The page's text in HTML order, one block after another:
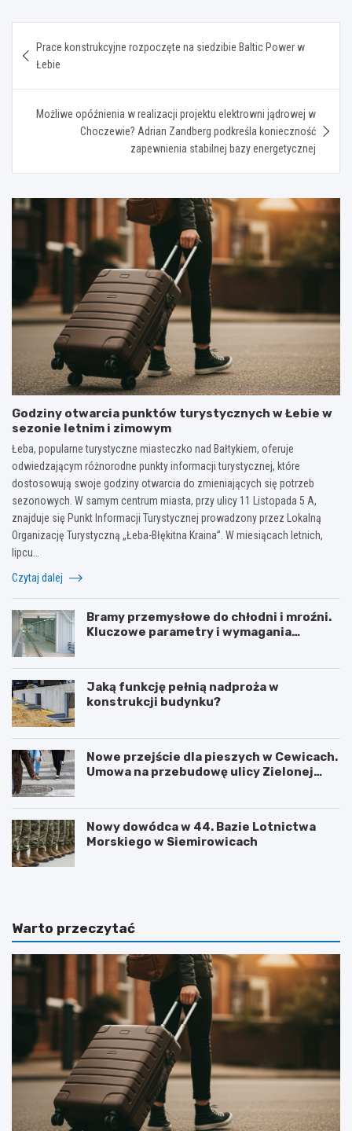
wpisu
Prace konstrukcyjne rozpoczęte na siedzibie Baltic Power w
Łebie
Możliwe opóźnienia w realizacji projektu elektrowni jądrowej w
Choczewie? Adrian Zandberg podkreśla konieczność
zapewnienia stabilnej bazy energetycznej
Godziny otwarcia punktów turystycznych w Łebie w
sezonie letnim i zimowym
Łeba, popularne turystyczne miasteczko nad Bałtykiem, oferuje
odwiedzającym różnorodne punkty informacji turystycznej, które
dostosowują swoje godziny otwarcia do zmieniających się potrzeb
sezonowych. W samym centrum miasta, przy ulicy 11 Listopada 5 A,
znajduje się Punkt Informacji Turystycznej prowadzony przez Lokalną
Organizację Turystyczną „Łeba-Błękitna Kraina”. W miesiącach letnich,
lipcu…
Czytaj dalej
Bramy przemysłowe do chłodni i mroźni.
Kluczowe parametry i wymagania
Jaką funkcję pełnią nadproża w
konstrukcji budynku?
Nowe przejście dla pieszych w Cewicach.
Umowa na przebudowę ulicy Zielonej
Nowy dowódca w 44. Bazie Lotnictwa
Morskiego w Siemirowicach
Warto przeczytać